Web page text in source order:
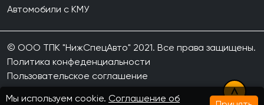
Автомобили с КМУ
© ООО ТПК "НижСпецАвто" 2021. Все права защищены.
Политика конфеденциальности
Пользовательское соглашение
Мы используем cookie. Соглашение об